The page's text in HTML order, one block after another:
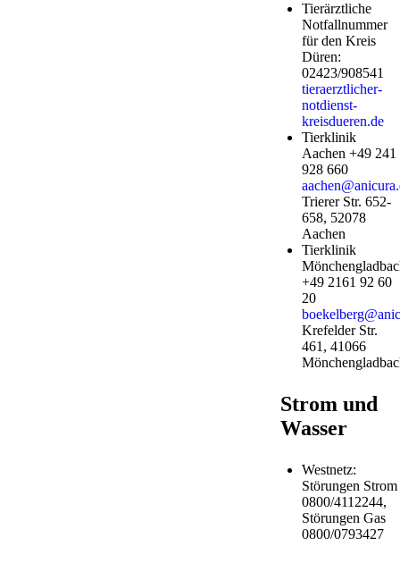
Tierärztliche
Notfallnummer
für den Kreis
Düren:
02423/908541
tieraerztlicher-
notdienst-
kreisdueren.de
Tierklinik
Aachen +49 241
928 660
Trierer Str. 652-
658, 52078
Aachen
Tierklinik
+49 2161 92 60
20
Krefelder Str.
461, 41066
Strom und
Wasser
Westnetz:
Störungen Strom
0800/4112244,
Störungen Gas
0800/0793427